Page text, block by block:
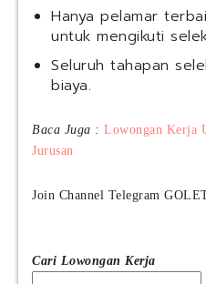
Hanya pelamar
untuk mengikuti
Seluruh tahapan
biaya.
Baca Juga : Lowongan Kerja
Jurusan
Join Channel Telegram
Cari Lowongan Kerja